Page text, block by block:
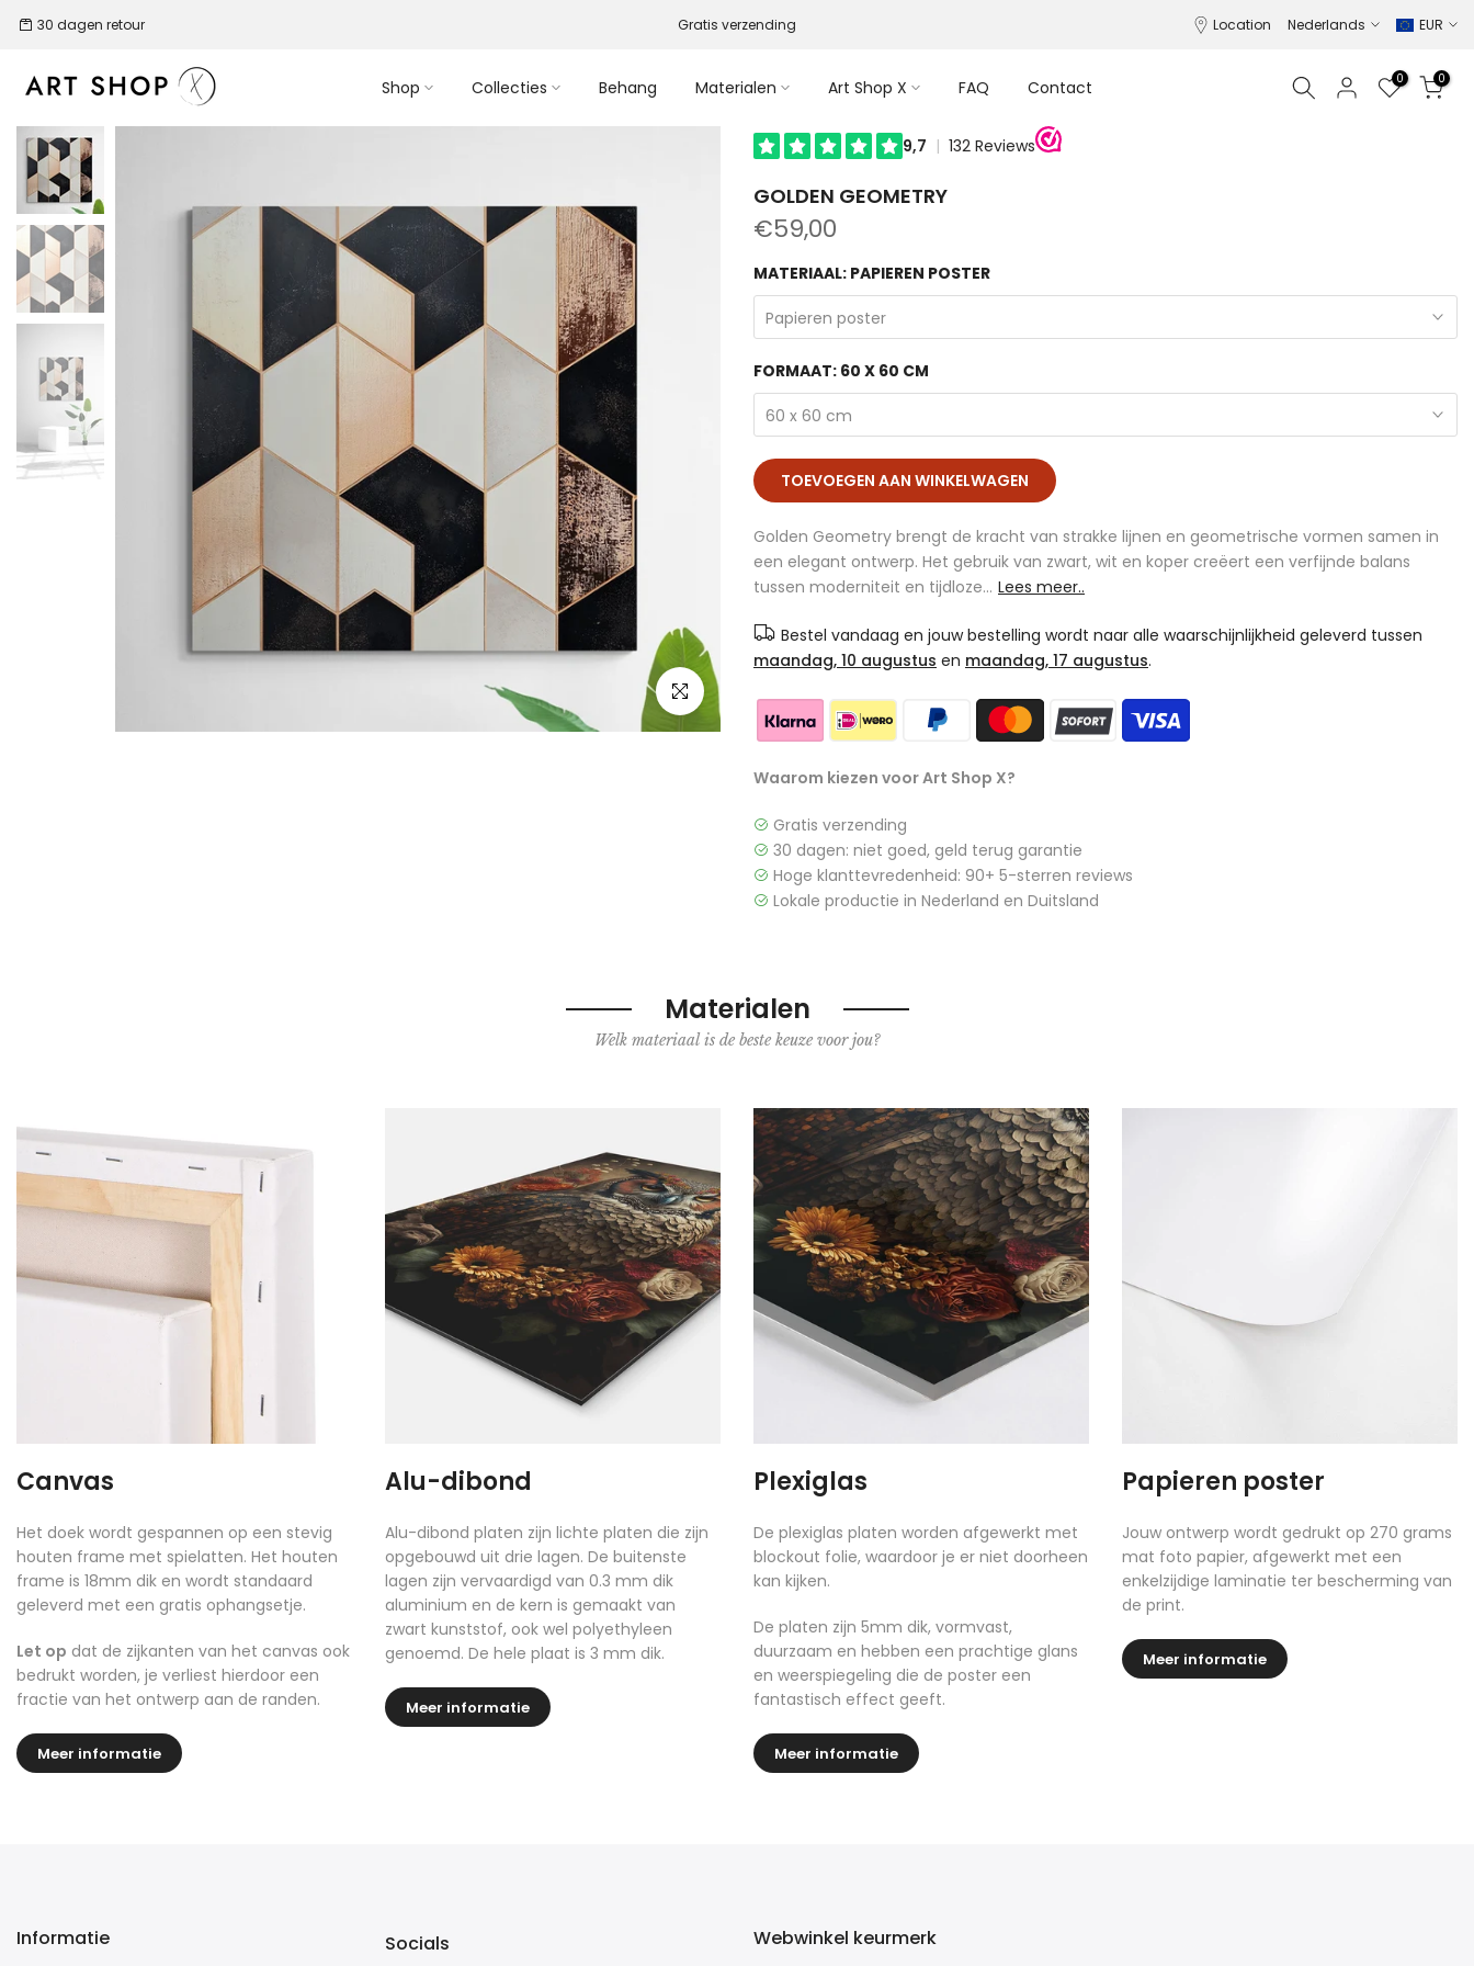
Ga
de
inhoud
30 dagen retour Gratis verzending Location Nederlands EUR
Shop Collecties Behang Materialen Art Shop X FAQ Contact 0 0
Klik om te vergroten
GOLDEN GEOMETRY
€59,00
MATERIAAL: PAPIEREN POSTER
Papieren poster
FORMAAT: 60 X 60 CM
60 x 60 cm
TOEVOEGEN AAN WINKELWAGEN
Golden Geometry brengt de kracht van strakke lijnen en geometrische vormen samen in
een elegant ontwerp. Het gebruik van zwart, wit en koper creëert een verfijnde balans
tussen moderniteit en tijdloze... Lees meer..
Bestel vandaag en jouw bestelling wordt naar alle waarschijnlijkheid geleverd tussen
maandag, 10 augustus en maandag, 17 augustus.
Waarom kiezen voor Art Shop X?
Gratis verzending
30 dagen: niet goed, geld terug garantie
Hoge klanttevredenheid: 90+ 5-sterren reviews
Lokale productie in Nederland en Duitsland
Materialen
Welk materiaal is de beste keuze voor jou?
Canvas
Het doek wordt gespannen op een stevig
houten frame met spielatten. Het houten
frame is 18mm dik en wordt standaard
geleverd met een gratis ophangsetje.
Let op dat de zijkanten van het canvas ook
bedrukt worden, je verliest hierdoor een
fractie van het ontwerp aan de randen.
Meer informatie
Alu-dibond
Alu-dibond platen zijn lichte platen die zijn
opgebouwd uit drie lagen. De buitenste
lagen zijn vervaardigd van 0.3 mm dik
aluminium en de kern is gemaakt van
zwart kunststof, ook wel polyethyleen
genoemd. De hele plaat is 3 mm dik.
Meer informatie
Plexiglas
De plexiglas platen worden afgewerkt met
blockout folie, waardoor je er niet doorheen
kan kijken.
De platen zijn 5mm dik, vormvast,
duurzaam en hebben een prachtige glans
en weerspiegeling die de poster een
fantastisch effect geeft.
Meer informatie
Papieren poster
Jouw ontwerp wordt gedrukt op 270 grams
mat foto papier, afgewerkt met een
enkelzijdige laminatie ter bescherming van
de print.
Meer informatie
Informatie Socials Webwinkel keurmerk